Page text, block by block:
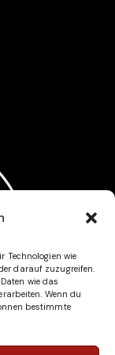
Technologien wie
darauf zuzugreifen.
wie das
Wenn du
bestimmte